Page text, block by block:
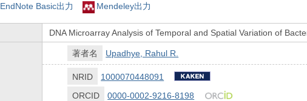
EndNote Basic出力 Mendeley出力
DNA Microarray Analysis of Temporal and Spatial Variation of
著者名 Upadhye, Rahul R.
NRID
1000070448091
ORCID
0000-0002-9216-8198